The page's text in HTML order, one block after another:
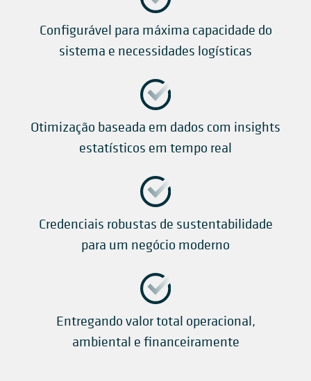
Configurável para máxima capacidade do
sistema e necessidades logísticas
Otimização baseada em dados com insights
estatísticos em tempo real
Credenciais robustas de sustentabilidade
para um negócio moderno
Entregando valor total operacional,
ambiental e financeiramente